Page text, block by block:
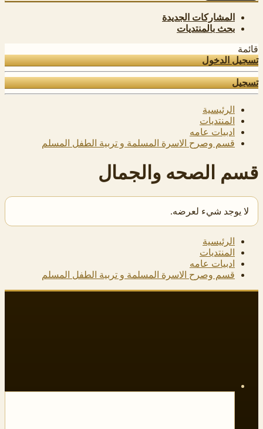
المشاركات الجديدة
بحث بالمنتديات
قائمة
تسجيل الدخول
تسجيل
الرئيسية
المنتديات
ادبيات عامه
قسم وصرح الاسرة المسلمة و تربية الطفل المسلم
قسم الصحه والجمال
لا يوجد شيء لعرضه.
الرئيسية
المنتديات
ادبيات عامه
قسم وصرح الاسرة المسلمة و تربية الطفل المسلم